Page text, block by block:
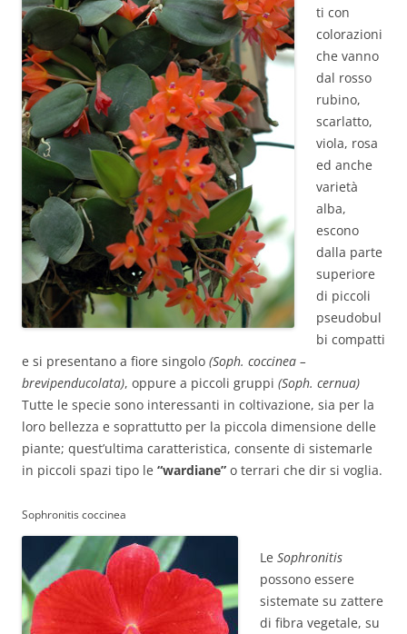
ti con
colorazioni
che vanno
dal rosso
rubino,
scarlatto,
viola, rosa
ed anche
varietà
alba,
escono
dalla parte
superiore
di piccoli
pseudobul
bi compatti
e si presentano a fiore singolo (Soph. coccinea –
brevipenducolata), oppure a piccoli gruppi (Soph. cernua)
Tutte le specie sono interessanti in coltivazione, sia per la
loro bellezza e soprattutto per la piccola dimensione delle
piante; quest’ultima caratteristica, consente di sistemarle
in piccoli spazi tipo le “wardiane” o terrari che dir si voglia.
Sophronitis coccinea
Le Sophronitis
possono essere
sistemate su zattere
di fibra vegetale, su